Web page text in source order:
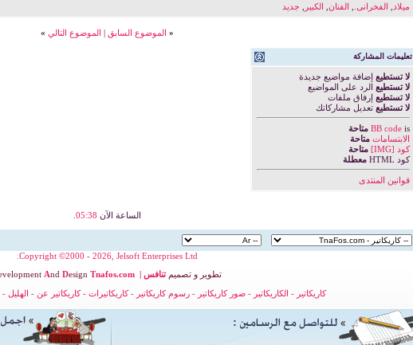
ميلاد الفخرانى. الفنان الكبير جديد
« الموضوع السابق | الموضوع التالي »
تعليمات المشاركة
لا تستطيع إضافة مواضيع جديدة
لا تستطيع الرد على المواضيع
لا تستطيع إرفاق ملفات
لا تستطيع تعديل مشاركاتك
BB codeis
متاحة
الابتسامات متاحة
كود [IMG]
متاحة
كود HTML
معطلة
قوانين المنتدى
الساعة الآن 05:38
Copyright ©2000 - 2026, Jelsoft Enterprises Ltd.
And Design Tnafos.com | تطوير و تصميم تنافس
كاريكاتير - الكاريكاتير -صور كاريكاتير - رسوم كاريكاتير -كاريكاتيرات -كاريكاتير عن - الهليل -